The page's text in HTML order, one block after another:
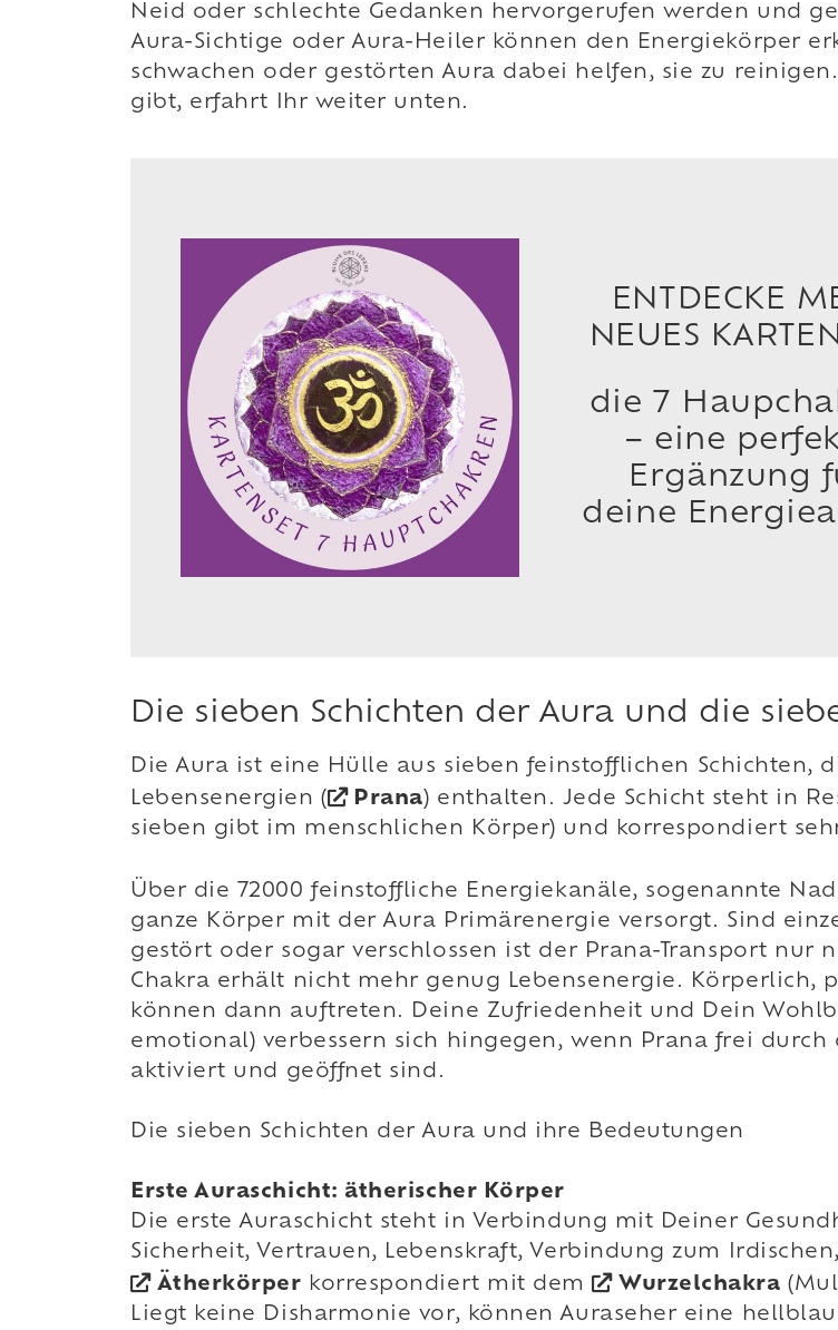
Neid oder schlechte Gedanken hervorgerufen werden und
Aura-Sichtige oder Aura-Heiler können den Energiekörper
schwachen oder gestörten Aura dabei helfen, sie zu
gibt, erfahrt Ihr weiter unten.
ENTDECKE
NEUES
die 7
– eine
Ergänzung
deine
Die sieben Schichten der Aura und die
Die Aura ist eine Hülle aus sieben feinstofflichen Schichten,
Lebensenergien (
Prana) enthalten. Jede Schicht steht in
sieben gibt im menschlichen Körper) und korrespondiert
Über die 72000 feinstoffliche Energiekanäle, sogenannte
ganze Körper mit der Aura Primärenergie versorgt. Sind
gestört oder sogar verschlossen ist der Prana-Transport nur
Chakra erhält nicht mehr genug Lebensenergie. Körperlich,
können dann auftreten. Deine Zufriedenheit und Dein
emotional) verbessern sich hingegen, wenn Prana frei
aktiviert und geöffnet sind.
Die sieben Schichten der Aura und ihre Bedeutungen
Erste Auraschicht: ätherischer Körper
Die erste Auraschicht steht in Verbindung mit Deiner
Sicherheit, Vertrauen, Lebenskraft, Verbindung zum
Ätherkörper korrespondiert mit dem Wurzelchakra
Liegt keine Disharmonie vor, können Auraseher eine